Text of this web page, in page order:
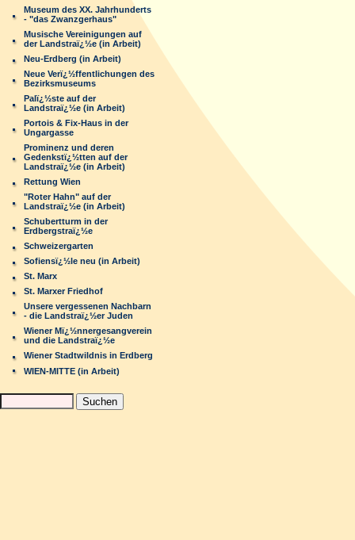
Museum des XX. Jahrhunderts
- "das Zwanzgerhaus"
Musische Vereinigungen auf
der Landstraï¿½e (in Arbeit)
Neu-Erdberg (in Arbeit)
Neue Verï¿½ffentlichungen des
Bezirksmuseums
Palï¿½ste auf der
Landstraï¿½e (in Arbeit)
Portois & Fix-Haus in der
Ungargasse
Prominenz und deren
Gedenkstï¿½tten auf der
Landstraï¿½e (in Arbeit)
Rettung Wien
"Roter Hahn" auf der
Landstraï¿½e (in Arbeit)
Schubertturm in der
Erdbergstraï¿½e
Schweizergarten
Sofiensï¿½le neu (in Arbeit)
St. Marx
St. Marxer Friedhof
Unsere vergessenen Nachbarn
- die Landstraï¿½er Juden
Wiener Mï¿½nnergesangverein
und die Landstraï¿½e
Wiener Stadtwildnis in Erdberg
WIEN-MITTE (in Arbeit)